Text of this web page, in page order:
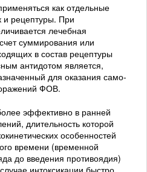
как отдельные
и рецептуры. При
лечебная
суммирования или
в состав рецептуры
антидотом является,
для оказания само-
ФОВ.
эффективно в ранней
длительность которой
особенностей
времени (временной
до введения противоядия)
интоксикации быстро